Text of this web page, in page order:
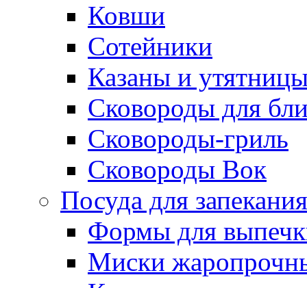
Ковши
Сотейники
Казаны и
Сковороды для
Сковороды-гриль
Сковороды Вок
Посуда для запекания
Формы для
Миски